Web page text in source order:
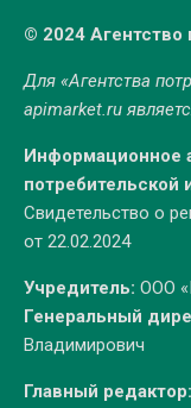
© 2024 Агентство
Для «Агентства
apimarket.ru
Информационное
потребительской
Свидетельство о
от 22.02.2024
Учредитель: ООО
Генеральный
Владимирович
Главный редактор: